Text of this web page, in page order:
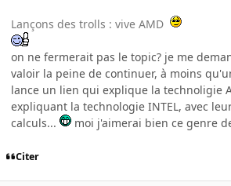
Lançons des trolls : vive AMD
on ne fermerait pas le topic? je me
valoir la peine de continuer, à moins
lance un lien qui explique la technoligie
expliquant la technologie INTEL, avec
calculs...
moi j'aimerai bien ce genre
Citer